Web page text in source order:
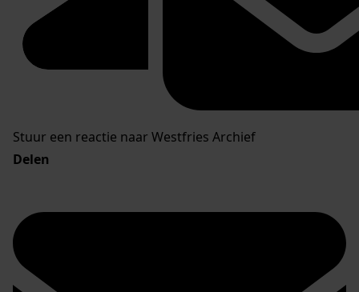
Stuur een reactie naar Westfries Archief
Delen